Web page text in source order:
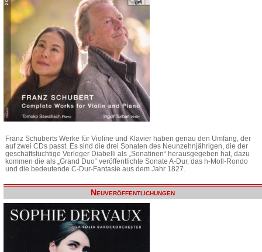
Franz Schuberts Werke für Violine und Klavier haben genau den Umfang, der
auf zwei CDs passt. Es sind die drei Sonaten des Neunzehnjährigen, die der
geschäftstüchtige Verleger Diabelli als „Sonatinen“ herausgegeben hat, dazu
kommen die als „Grand Duo“ veröffentlichte Sonate A-Dur, das h-Moll-Rondo
und die bedeutende C-Dur-Fantasie aus dem Jahr 1827.
Neuveröffentlichungen